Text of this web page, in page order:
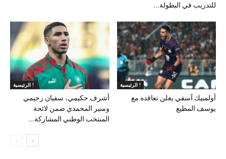
للتدريب في البطولة...
الرئيسية !
أشرف حكيمي، سفيان رحيمي
ومنير المحمدي ضمن لائحة
المنتخب الوطني المشاركة...
الرئيسية !
أولمبيك آسفي يعلن تعاقده مع
يوسف المطيع